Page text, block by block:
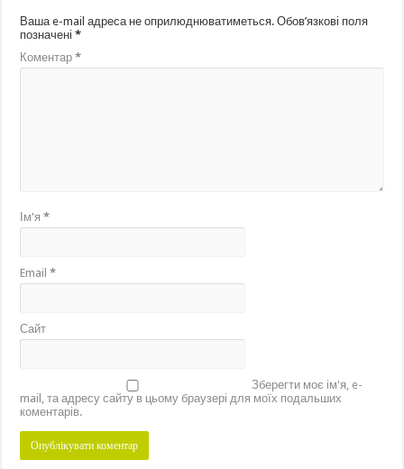
Ваша e-mail адреса не оприлюднюватиметься. Обов’язкові поля
позначені*
Коментар*
Ім'я*
Email*
Сайт
Зберегти моє ім'я, e-
mail, та адресу сайту в цьому браузері для моїх подальших
коментарів.